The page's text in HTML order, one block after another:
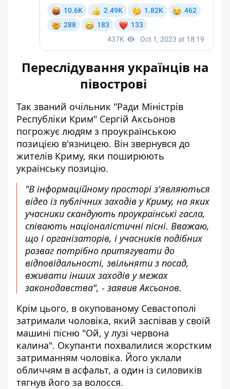
Переслідування українців на
півострові
Так званий очільник "Ради Міністрів
Республіки Крим" Сергій Аксьонов
погрожує людям з проукраїнською
позицією в'язницею. Він звернувся до
жителів Криму, яки поширюють
українську позицію.
"В інформаційному просторі з'являються
відео із публічних заходів у Криму, на яких
учасники скандують проукраїнські гасла,
співають націоналістичні пісні. Вважаю,
що і організаторів, і учасників подібних
розваг потрібно притягувати до
відповідальності, звільняти з посад,
вживати інших заходів у межах
законодавства", - заявив Аксьонов.
Крім цього, в окупованому Севастополі
затримали чоловіка, який заспівав у своїй
машині пісню "Ой, у лузі червона
калина". Окупанти похвалилися жорстким
затриманням чоловіка. Його уклали
обличчям в асфальт, а один із силовиків
тягнув його за волосся.